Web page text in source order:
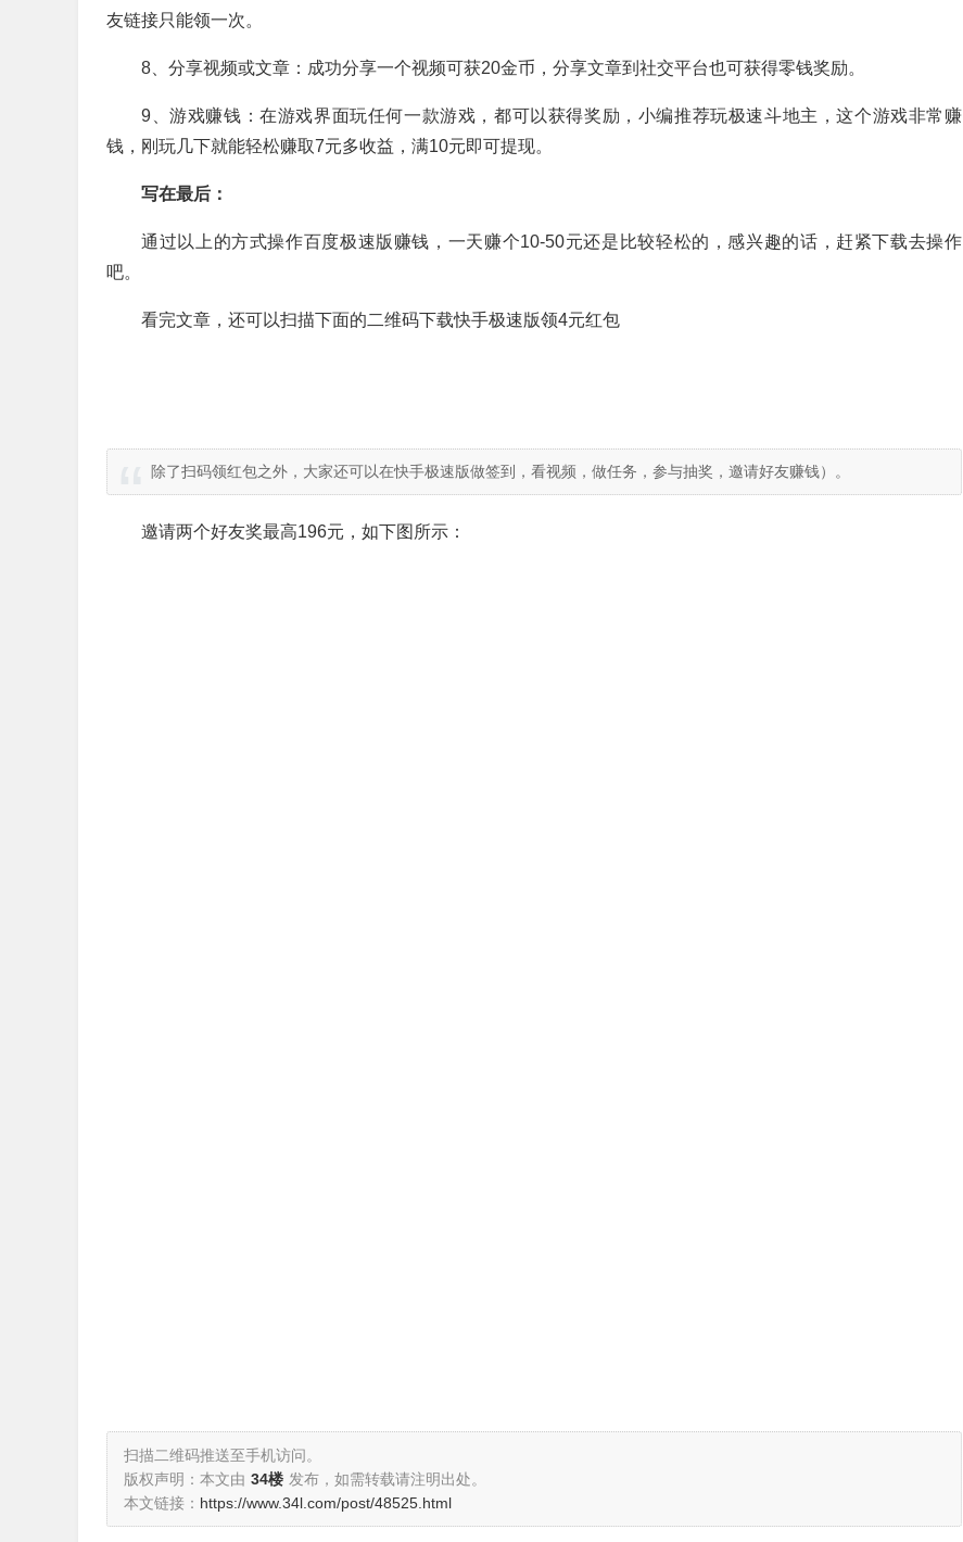
友链接只能领一次。
8、分享视频或文章：成功分享一个视频可获20金币，分享文章到社交平台也可获得零钱奖励。
9、游戏赚钱：在游戏界面玩任何一款游戏，都可以获得奖励，小编推荐玩极速斗地主，这个游戏非常赚
钱，刚玩几下就能轻松赚取7元多收益，满10元即可提现。
写在最后：
通过以上的方式操作百度极速版赚钱，一天赚个10-50元还是比较轻松的，感兴趣的话，赶紧下载去操作
吧。
看完文章，还可以扫描下面的二维码下载快手极速版领4元红包
除了扫码领红包之外，大家还可以在快手极速版做签到，看视频，做任务，参与抽奖，邀请好友赚钱）。
邀请两个好友奖最高196元，如下图所示：
扫描二维码推送至手机访问。
版权声明：本文由 34楼 发布，如需转载请注明出处。
本文链接： https://www.34l.com/post/48525.html